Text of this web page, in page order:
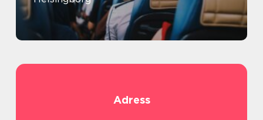
Adress